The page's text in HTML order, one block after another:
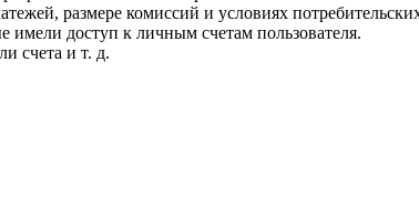
размере комиссий и условиях
доступ к личным счетам пользователя.
счета и т. д.